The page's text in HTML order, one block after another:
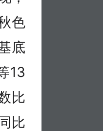
色
底
13
比
比